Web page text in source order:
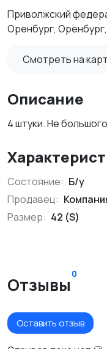
Приволжский
Оренбург,
Смотреть на
Описание
4 штуки. Не
Состояние: Б/у
Продавец:
Размер: 42 (S)
Отзывы
0
Оставить отзыв